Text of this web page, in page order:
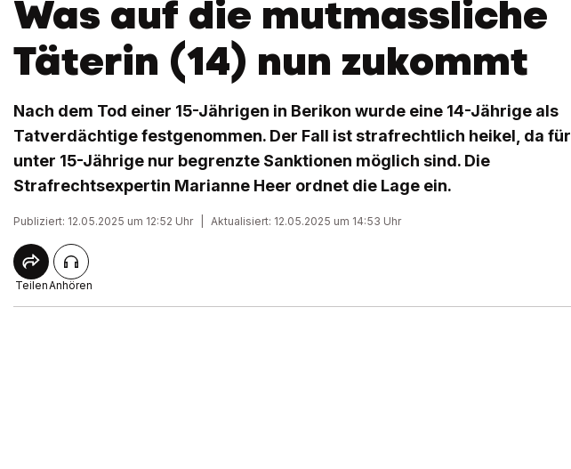
Was auf die mutmassliche
Täterin (14) nun zukommt
Nach dem Tod einer 15-Jährigen in Berikon wurde eine 14-Jährige als
Tatverdächtige festgenommen. Der Fall ist strafrechtlich heikel, da für
unter 15-Jährige nur begrenzte Sanktionen möglich sind. Die
Strafrechtsexpertin Marianne Heer ordnet die Lage ein.
Publiziert: 12.05.2025 um 12:52 Uhr Aktualisiert: 12.05.2025 um 14:53 Uhr
TeilenAnhören